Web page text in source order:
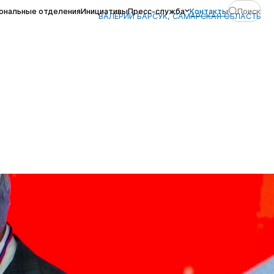
отделенияИнициативыПресс-служба Контакты Поиск
ВАЛЕРИЙ БАРСУК, САМАРСКАЯ ОБЛАСТЬ